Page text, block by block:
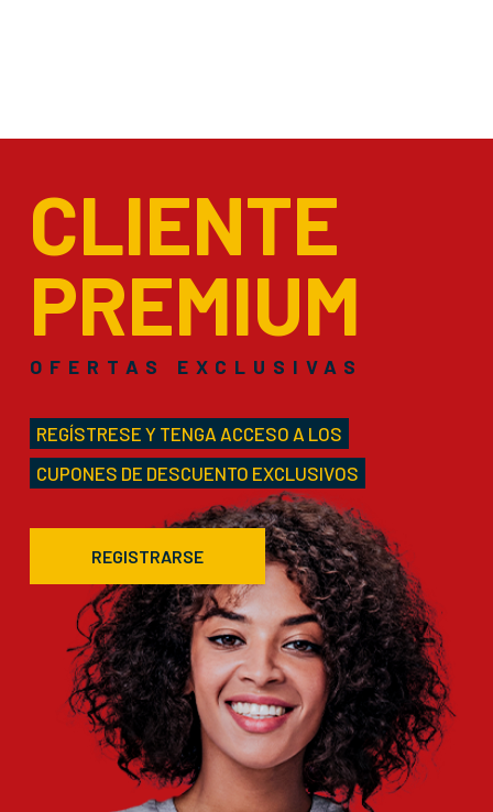
CLIENTE
PREMIUM
OFERTAS EXCLUSIVAS
REGÍSTRESE Y TENGA ACCESO A LOS
CUPONES DE DESCUENTO EXCLUSIVOS
REGISTRARSE